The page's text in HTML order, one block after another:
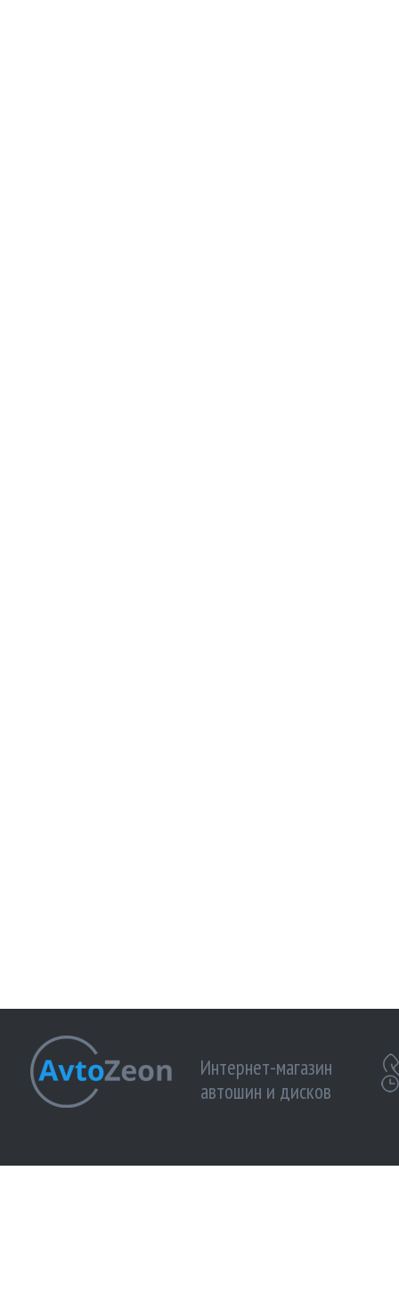
Интернет-магазин
автошин и дисков